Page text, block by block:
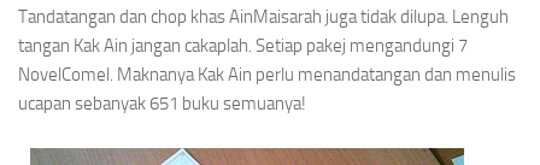
Tandatangan dan chop khas AinMaisarah juga tidak dilupa. Lenguh
tangan Kak Ain jangan cakaplah. Setiap pakej mengandungi 7
NovelComel. Maknanya Kak Ain perlu menandatangan dan menulis
ucapan sebanyak 651 buku semuanya!